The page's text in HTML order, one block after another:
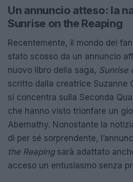
Un annuncio atteso: la
Sunrise on the Reaping
Recentemente, il mondo dei
stato scosso da un annuncio
nuovo libro della saga, Sunrise
scritto dalla creatrice Suzanne
si concentra sulla Seconda
che hanno visto trionfare un
Abernathy. Nonostante la
di per sé sorprendente,
the Reapingsarà adattato
acceso un entusiasmo senza